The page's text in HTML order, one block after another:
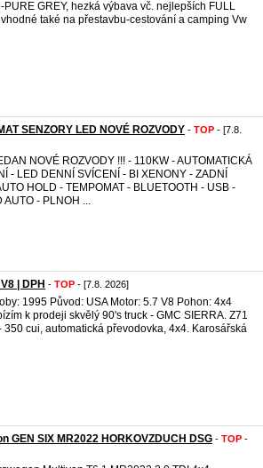
GREY, hezká výbava vč. nejlepších FULL
také na přestavbu-cestování a camping Vw
SENZORY LED NOVÉ ROZVODY - TOP - [7.8.
NOVÉ ROZVODY !!! ​- 110KW ​- AUTOMATICKÁ
​- LED DENNÍ SVÍCENÍ ​- BI XENONY ​- ZADNÍ
HOLD ​- TEMPOMAT ​- BLUETOOTH ​- USB ​-
AUTO ​- PLNOH ...
| DPH - TOP - [7.8. 2026]
1995 Původ: USA Motor: 5.7 V8 Pohon: 4x4
k prodeji skvělý 90's truck - GMC SIERRA. Z71
350 cui, automatická převodovka, 4x4. Karosářská
GEN SIX MR2022 HORKOVZDUCH DSG - TOP -